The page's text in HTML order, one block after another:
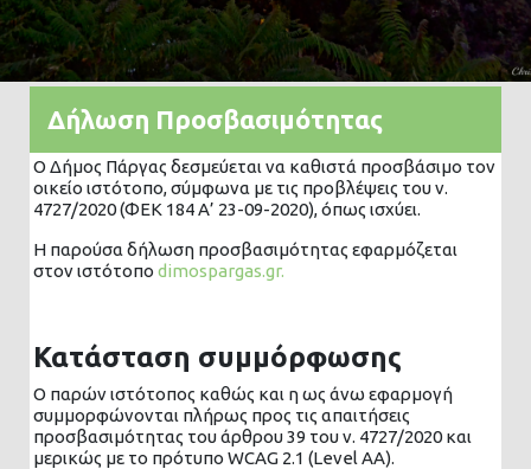
Δήλωση Προσβασιμότητας
Ο Δήμος Πάργας δεσμεύεται να καθιστά προσβάσιμο τον
οικείο ιστότοπο, σύμφωνα με τις προβλέψεις του ν.
4727/2020 (ΦΕΚ 184 Α’ 23-09-2020), όπως ισχύει.
Η παρούσα δήλωση προσβασιμότητας εφαρμόζεται
στον ιστότοπο dimospargas.gr.
Κατάσταση συμμόρφωσης
Ο παρών ιστότοπος καθώς και η ως άνω εφαρμογή
συμμορφώνονται πλήρως προς τις απαιτήσεις
προσβασιμότητας του άρθρου 39 του ν. 4727/2020 και
μερικώς με το πρότυπο WCAG 2.1 (Level AA).